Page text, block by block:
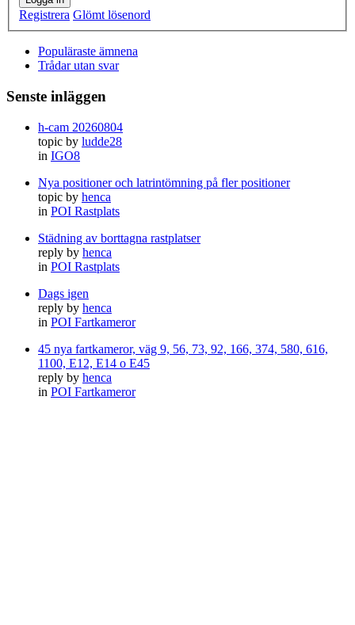
Registrera Glömt lösenord
Populäraste ämnena
Trådar utan svar
Senste inläggen
h-cam 20260804
topic by ludde28
in IGO8
Nya positioner och latrintömning på fler positioner
topic by henca
in POI Rastplats
Städning av borttagna rastplatser
reply by henca
in POI Rastplats
Dags igen
reply by henca
in POI Fartkameror
45 nya fartkameror, väg 9, 56, 73, 92, 166, 374, 580, 616,
1100, E12, E14 o E45
reply by henca
in POI Fartkameror